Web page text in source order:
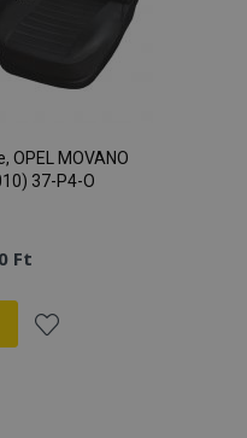
OPEL MOVANO
37-P4-O
Ft